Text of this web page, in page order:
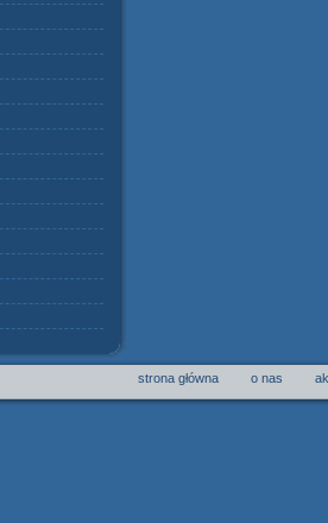
strona główna o nas